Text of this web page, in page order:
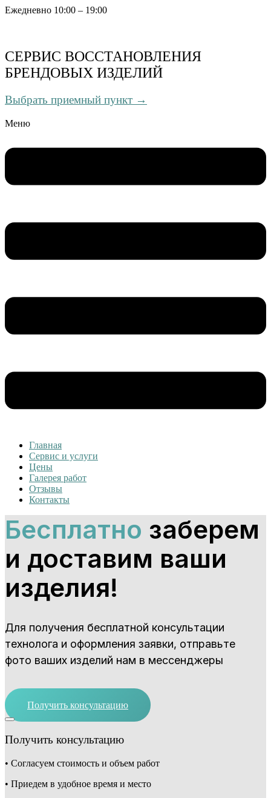
Ежедневно 10:00 – 19:00
СЕРВИС ВОССТАНОВЛЕНИЯ
БРЕНДОВЫХ ИЗДЕЛИЙ
Выбрать приемный пункт →
Меню
Главная
Сервис и услуги
Цены
Галерея работ
Отзывы
Контакты
Бесплатно заберем
и доставим ваши
изделия!
Для получения бесплатной консультации
технолога и оформления заявки, отправьте
фото ваших изделий нам в мессенджеры
Получить консультацию
Получить консультацию
• Согласуем стоимость и объем работ
• Приедем в удобное время и место